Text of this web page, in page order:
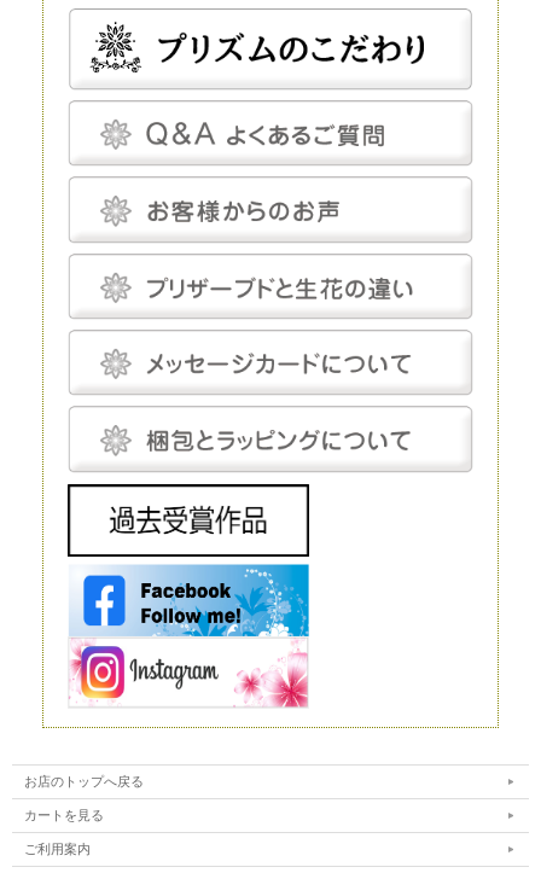
プリザーブドフラワーとほかの花の比較
プリザーブドフラワーは、近年、生花店の店頭にも並べられているので、
よく知らなくても目にしている人は多いかもしれません。まずはプリザー
ブドフラワーとほかの花とを比較してみましょう。
プリザーブドフラワー
プリザーブドフラワーは、一見、生花のように見える、人工的に加工され
ための作業も施されます。
プリザーブドフラワーは染色も可能です。そのため、生花にはありえない
るのですが、メンテナンスフリーというわけではありません。
温度と湿度に対してはデリケートで、これらについてはしっかり管理しな
いと、ヒビや色あせなどの発生を招きます。しかし、エアコンをつけっぱ
なしにして完全管理する必要はなく、気にしてあげる程度で十分です。
プリザーブドフラワーにとって最適な温度は18～25℃程度、湿度は30～
50％程度です。プリザーブドフラワーは基本的に「花」を加工したもの
で、茎は後付けになります。そのため、小さなお供え花から豪華なディス
プレイまで、さまざまな用途で使えます。
生花
ザーブドフラワーと比較するとなると「切り花」になるでしょう。生花の
魅力は、やはりその生命感です。
花屋に行けばすぐに手に入れられるので、この点に関しては、ほかの花よ
りも優れているといえるでしょう。 ただし生花は、生きているがゆえ
元々、寿命が短いということもあり、一生懸命手をかけても、多くの場
合、1～2週間で寿命を迎えてしまうことは生花の宿命ではありますが、
スプレイとして使われることもありますが、お花の種類によってはとても
高価で、また、当然ながら長期間飾ることはできません。
造花は、実在するお花をモチーフにして作られる人工的なお花です。人工
ブドフラワーが原材料に生花を使うのに対し、造花は化学繊維やワイヤー
などを使いますので、まったく性質が異なります。
インテリアやフラワーアレンジメントにもよく利用されており、高いクオ
リティを持つ造花は、値段も高い代わりに驚くほど繊細です。それでも、
ルックスや質感については、やはりほかの花と比較するものではありませ
ん。 もちろん、何も手をかけなくても美しさを保ってくれるということ
は、この造花の大きなメリットだといえるでしょう。
ドライフラワー
ドライフラワーは、プリザーブドフラワー同様、生花から作られるお花で
す。文字どおり、生花を乾燥させたものがドライフラワーです。水分を抜
ことは、このドライフラワーの弱点だといえるでしょう。
お店のトップへ戻る
カートを見る
ご利用案内